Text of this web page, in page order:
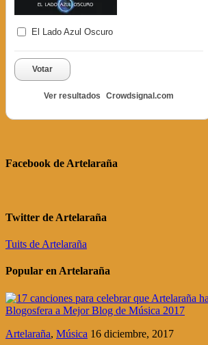
El Lado Azul Oscuro
Votar
Ver resultados Crowdsignal.com
Facebook de Artelaraña
Twitter de Artelaraña
Tuits de Artelaraña
Popular en Artelaraña
Artelaraña, Música 16 diciembre, 2017